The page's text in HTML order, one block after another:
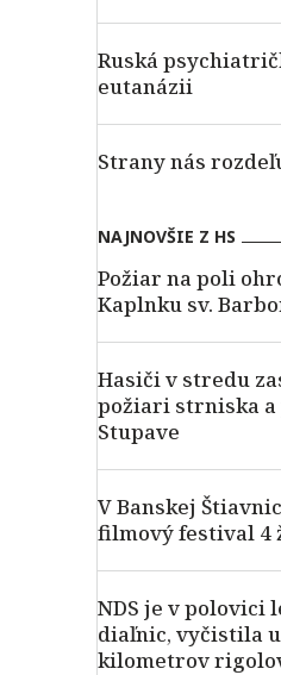
Ruská
eutanázii
Strany nás
NAJNOVŠIE Z HS
Požiar na poli
Kaplnku sv.
Hasiči v stredu
požiari strniska
Stupave
V Banskej
filmový festival 4
NDS je v polovici
diaľnic, vyčistila
kilometrov